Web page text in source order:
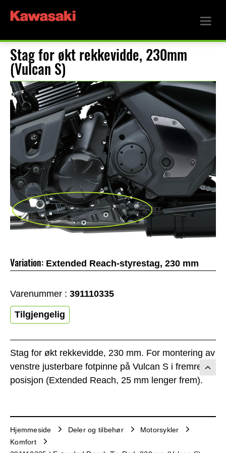
Stag for økt rekkevidde, 230mm
(Vulcan S)
Stag for økt rekkevidde, 230 mm. For montering av
venstre justerbare fotpinne på Vulcan S i fremre
posisjon (Extended Reach, 25 mm lenger frem).
Variation: Extended Reach-styrestag, 230 mm
Varenummer : 391110335
Tilgjengelig
Hjemmeside Deler og tilbehør
Motorsykler
Komfort